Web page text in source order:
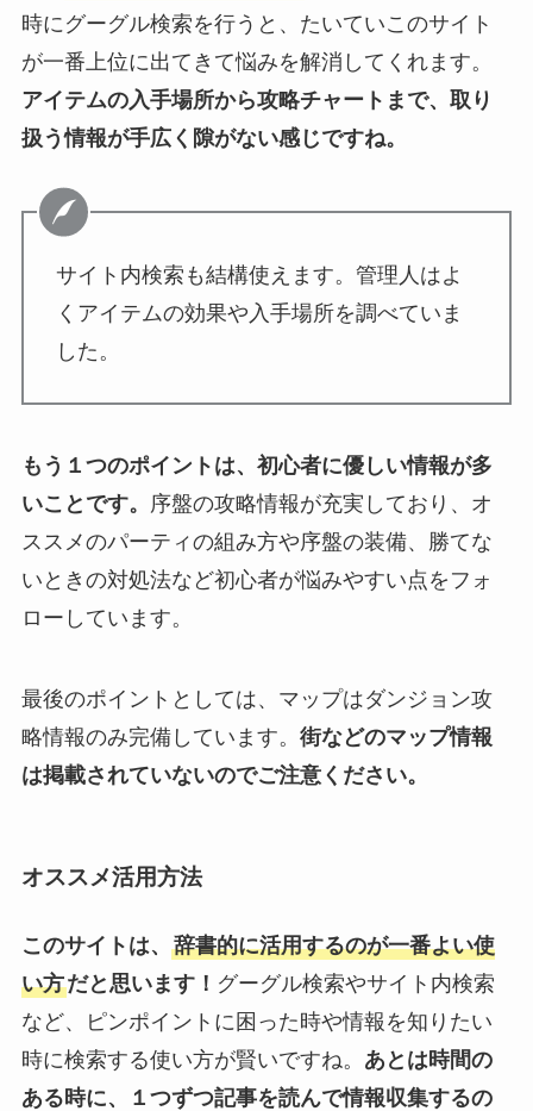
時にグーグル検索を行うと、たいていこのサイト
が一番上位に出てきて悩みを解消してくれます。
アイテムの入手場所から攻略チャートまで、取り
扱う情報が手広く隙がない感じですね。
サイト内検索も結構使えます。管理人はよ
くアイテムの効果や入手場所を調べていま
した。
もう１つのポイントは、初心者に優しい情報が多
いことです。 序盤の攻略情報が充実しており、オ
ススメのパーティの組み方や序盤の装備、勝てな
いときの対処法など初心者が悩みやすい点をフォ
ローしています。
最後のポイントとしては、マップはダンジョン攻
略情報のみ完備しています。 街などのマップ情報
は掲載されていないのでご注意ください。
オススメ活用方法
このサイトは、 辞書的に活用するのが一番よい使
い方だと思います！ グーグル検索やサイト内検索
など、ピンポイントに困った時や情報を知りたい
時に検索する使い方が賢いですね。 あとは時間の
ある時に、１つずつ記事を読んで情報収集するの